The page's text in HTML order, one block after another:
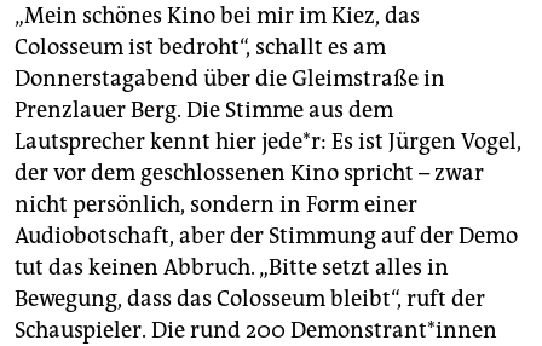
unterstützen
abo
genossenschaft
epaper login
„Mein schönes Kino bei mir im Kiez, das
Colosseum ist bedroht“, schallt es am
Donnerstagabend über die Gleimstraße in
Prenzlauer Berg. Die Stimme aus dem
Lautsprecher kennt hier jede*r: Es ist Jürgen Vogel,
der vor dem geschlossenen Kino spricht – zwar
nicht persönlich, sondern in Form einer
Audiobotschaft, aber der Stimmung auf der Demo
tut das keinen Abbruch. „Bitte setzt alles in
Bewegung, dass das Colosseum bleibt“, ruft der
Schauspieler. Die rund 200 Demonstrant*innen